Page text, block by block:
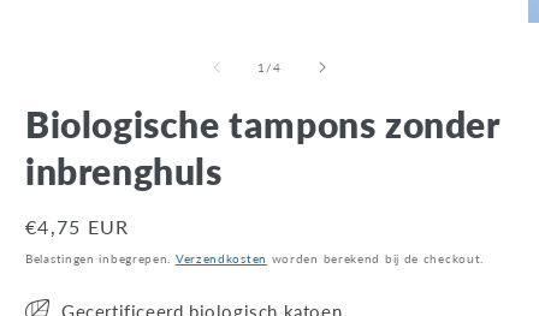
1 /van
4
Biologische tampons zonder
inbrenghuls
Normale
prijs
€4,75 EUR
Belastingen inbegrepen. Verzendkosten worden berekend bij de checkout.
Gecertificeerd biologisch katoen